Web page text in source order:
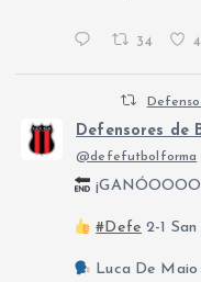
34
Defensores de
@defefutbolforma
#Defe 2-1
Luca De